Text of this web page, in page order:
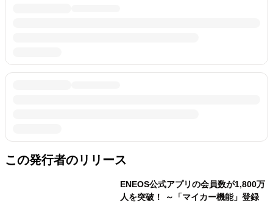
この発行者のリリース
ENEOS公式アプリの会員数が1,800万
人を突破！ ～「マイカー機能」登録